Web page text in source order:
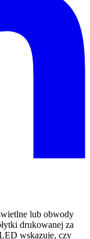
lub obwody
drukowanej za
wskazuje, czy